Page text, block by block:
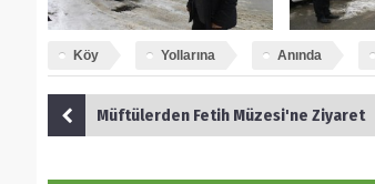
Köy Yollarına Anında
Müftülerden Fetih Müzesi'ne Ziyaret